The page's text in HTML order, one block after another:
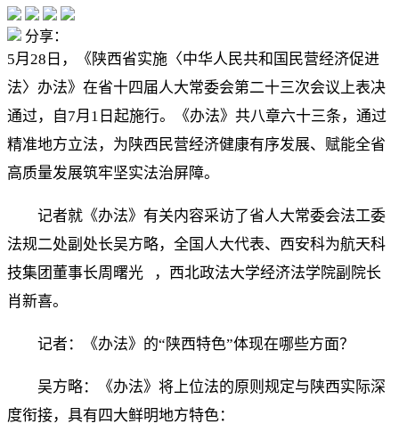
分享：
5月28日，《陕西省实施〈中华人民共和国民营经济促进
法〉办法》在省十四届人大常委会第二十三次会议上表决
通过，自7月1日起施行。《办法》共八章六十三条，通过
精准地方立法，为陕西民营经济健康有序发展、赋能全省
高质量发展筑牢坚实法治屏障。
记者就《办法》有关内容采访了省人大常委会法工委
法规二处副处长吴方略，全国人大代表、西安科为航天科
技集团董事长周曙光
，西北政法大学经济法学院副院长
肖新喜。
记者：《办法》的“陕西特色”体现在哪些方面？
吴方略：《办法》将上位法的原则规定与陕西实际深
度衔接，具有四大鲜明地方特色：